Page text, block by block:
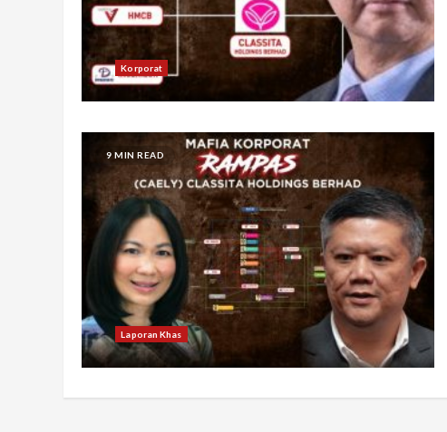
Korporat
9 MIN READ
Laporan Khas